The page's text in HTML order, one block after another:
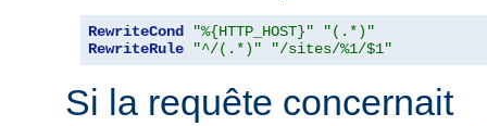
RewriteCond "%{HTTP_HOST}"
"(.*)"
RewriteRule
"^/(.*)" "/sites/%1/$1"
Si la requête concernait